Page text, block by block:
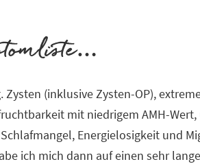
(inklusive Zysten-OP),
mit niedrigem AMH-
Energielosigkeit und
ich mich dann auf einen sehr